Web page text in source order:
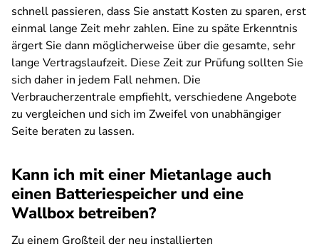
schnell passieren, dass Sie anstatt Kosten zu sparen, erst
einmal lange Zeit mehr zahlen. Eine zu späte Erkenntnis
ärgert Sie dann möglicherweise über die gesamte, sehr
lange Vertragslaufzeit. Diese Zeit zur Prüfung sollten Sie
sich daher in jedem Fall nehmen. Die
Verbraucherzentrale empfiehlt, verschiedene Angebote
zu vergleichen und sich im Zweifel von unabhängiger
Seite beraten zu lassen.
Kann ich mit einer Mietanlage auch
einen Batteriespeicher und eine
Wallbox betreiben?
Zu einem Großteil der neu installierten